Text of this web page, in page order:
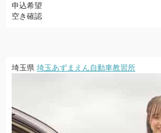
申込希望
空き確認
埼玉県 埼玉あずまえん自動車教習所